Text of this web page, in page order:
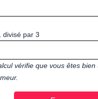
divisé par 3
vérifie que vous êtes